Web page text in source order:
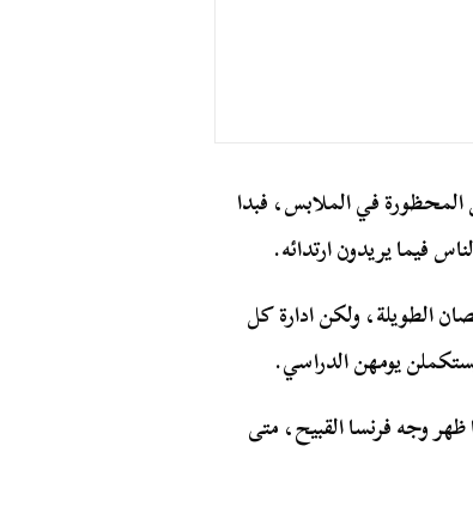
في الملابس، فبدا
فيما يريدون ارتدائه.
الطويلة، ولكن ادارة كل
يومهن الدراسي.
وجه فرنسا القبيح، متى